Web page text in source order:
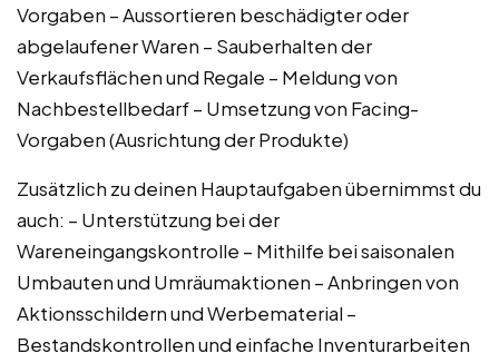
Vorgaben – Aussortieren beschädigter oder
abgelaufener Waren – Sauberhalten der
Verkaufsflächen und Regale – Meldung von
Nachbestellbedarf – Umsetzung von Facing-
Vorgaben (Ausrichtung der Produkte)
Zusätzlich zu deinen Hauptaufgaben übernimmst du
auch: – Unterstützung bei der
Wareneingangskontrolle – Mithilfe bei saisonalen
Umbauten und Umräumaktionen – Anbringen von
Aktionsschildern und Werbematerial –
Bestandskontrollen und einfache Inventurarbeiten